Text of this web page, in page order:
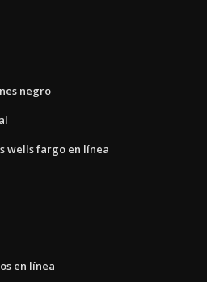
negro
wells fargo en línea
en línea